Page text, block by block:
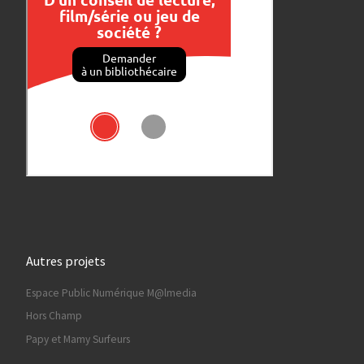
Autres projets
Espace Public Numérique M@lmedia
Hors Champ
Papy et Mamy Surfeurs